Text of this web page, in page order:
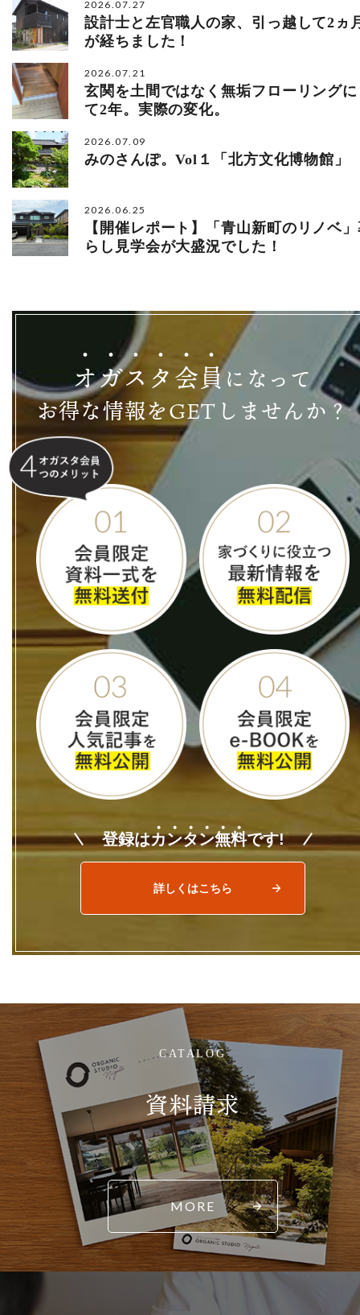
2026.07.27
設計士と左官職人の家、引っ越して2ヵ
が経ちました！
2026.07.21
玄関を土間ではなく無垢フローリング
て2年。実際の変化。
2026.07.09
みのさんぽ。Vol１「北方文化博物館」
2026.06.25
【開催レポート】「青山新町のリノベ
らし見学会が大盛況でした！
オガス タ会員になって
お得な情報をGETしませんか？
登録はカンタン無料です!
詳しくはこちら
CATALOG
資料請求
MORE